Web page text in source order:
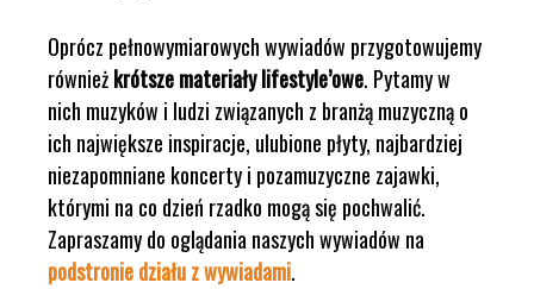
Oprócz pełnowymiarowych wywiadów przygotowujemy
równieżkrótsze materiały lifestyle’owe. Pytamy w
nich muzyków i ludzi związanych z branżą muzyczną o
ich największe inspiracje, ulubione płyty, najbardziej
niezapomniane koncerty i pozamuzyczne zajawki,
którymi na co dzień rzadko mogą się pochwalić.
Zapraszamy do oglądania naszych wywiadów na
podstronie działu z wywiadami.